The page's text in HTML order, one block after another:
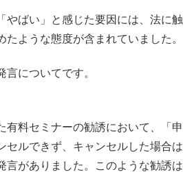
やばい」と感じた要因には、法に触
たような態度が含まれていました。
言についてです。
有料セミナーの勧誘において、「申
セルできず、キャンセルした場合は
言がありました。このような勧誘は